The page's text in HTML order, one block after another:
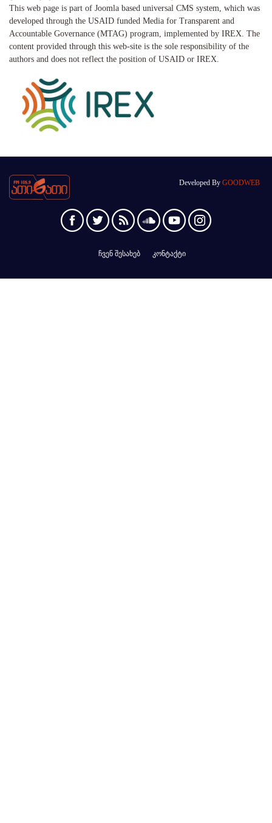
This web page is part of Joomla based universal CMS system, which was
developed through the USAID funded Media for Transparent and
Accountable Governance (MTAG) program, implemented by IREX. The
content provided through this web-site is the sole responsibility of the
authors and does not reflect the position of USAID or IREX.
Developed By GOODWEB
ჩვენ შესახებ კონტაქტი